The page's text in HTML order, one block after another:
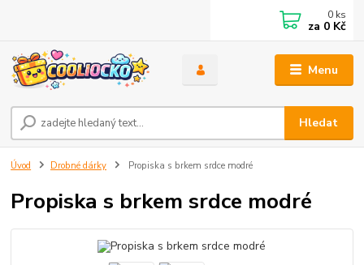
Menu
Hledat
0 ks
za 0 Kč
Úvod Drobné dárky Propiska s brkem srdce modré
Propiska s brkem srdce modré